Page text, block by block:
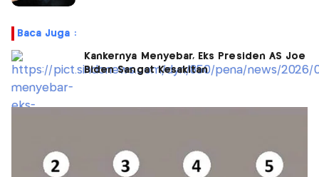
Baca Juga :
Kankernya Menyebar, Eks Presiden AS Joe
Biden Sangat Kesakitan